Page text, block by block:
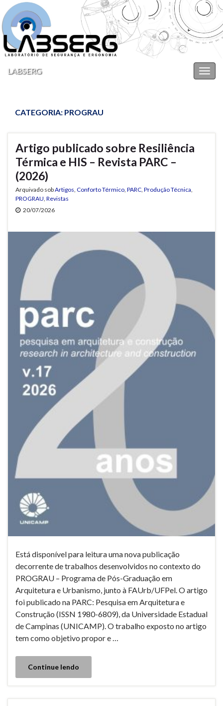
LABSERG
CATEGORIA: PROGRAU
Artigo publicado sobre Resiliência
Térmica e HIS – Revista PARC –
(2026)
Arquivado sobArtigos, Conforto Térmico, PARC, Produção Técnica,
PROGRAU, Revistas
20/07/2026
Está disponível para leitura uma nova publicação
decorrente de trabalhos desenvolvidos no contexto do
PROGRAU – Programa de Pós-Graduação em
Arquitetura e Urbanismo, junto à FAUrb/UFPel. O artigo
foi publicado na PARC: Pesquisa em Arquitetura e
Construção (ISSN 1980-6809), da Universidade Estadual
de Campinas (UNICAMP). O trabalho exposto no artigo
tem como objetivo propor e …
Continue lendo